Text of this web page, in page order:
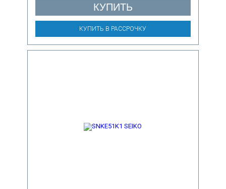
КУПИТЬ
КУПИТЬ В РАССРОЧКУ